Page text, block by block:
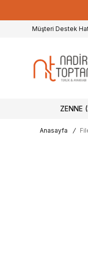
Müşteri Destek
ZENNE
Anasayfa /